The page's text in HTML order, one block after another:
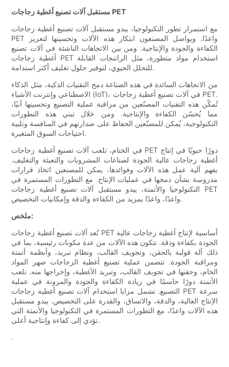
مستقبل آلات تصنيع أغطية زجاجات PET
مع استمرار تطور التكنولوجيا، يبدو مستقبل آلات تصنيع أغطية زجاجات
PET واعدًا. ويواصل المصنعون ابتكار هذه الآلات وتحسينها لتعزيز
الكفاءة والجودة والإنتاجية. ومن بين الاتجاهات الناشئة في آلات تصنيع
أغطية زجاجات PET استخدام مواد متطورة، مثل الراتنجات القابلة
للتحلل الحيوي، لتوفير حلول تغليف أكثر استدامة.
من الاتجاهات السائدة في هذه الصناعة دمج التقنيات الذكية، مثل الذكاء
الاصطناعي وإنترنت الأشياء (IoT)، في آلات تصنيع أغطية زجاجات PET.
تُمكّن هذه التقنيات المصنّعين من مراقبة عملية التصنيع وتحسينها آنيًا،
مما يُحسّن الكفاءة والإنتاجية. ومن خلال تبني هذه التطورات
التكنولوجية، يُمكن للمصنّعين الحفاظ على صدارتهم في المنافسة وتلبية
احتياجات السوق المتغيرة.
في الختام، تلعب آلات تصنيع أغطية زجاجات PET دورًا حيويًا في إنتاج
أغطية زجاجات عالية الجودة لصناعات المشروبات والتعبئة والتغليف.
بفهم آلية عمل هذه الآلات وفوائدها، يمكن للمصنعين اتخاذ قرارات
مدروسة بشأن دمجها في عمليات الإنتاج. مع التطورات المستمرة في
التكنولوجيا والأتمتة، يبدو مستقبل آلات تصنيع أغطية زجاجات PET
واعدًا، واعدًا بمزيد من الكفاءة والدقة وإمكانيات التخصيص.
ملخص:
تُعد آلات تصنيع أغطية زجاجات PET أساسية لإنتاج أغطية زجاجات عالية
الجودة بكفاءة ودقة. تتكون هذه الآلات من عدة مكونات رئيسية، بما في
ذلك آلة قولبة بالحقن، وتجويف القالب، ونظام تبريد، وأنظمة أتمتة
ومراقبة الجودة. تتضمن عملية تصنيع أغطية الزجاجات صهر المواد
الخام، وحقنها في تجويف القالب، وتبريد الأغطية، وإخراجها منه. تلعب
الأتمتة دورًا حاسمًا في زيادة الكفاءة والجودة والمرونة في عملية
التصنيع. تشمل مزايا استخدام آلات تصنيع أغطية زجاجات PET سرعة
الإنتاج العالية، والدقة، والاتساق، والقدرة على التخصيص. يبدو مستقبل
هذه الآلات واعدًا، مع التطورات المستمرة في التكنولوجيا والأتمتة التي
تؤدي إلى كفاءة وإنتاجية أعلى.
.